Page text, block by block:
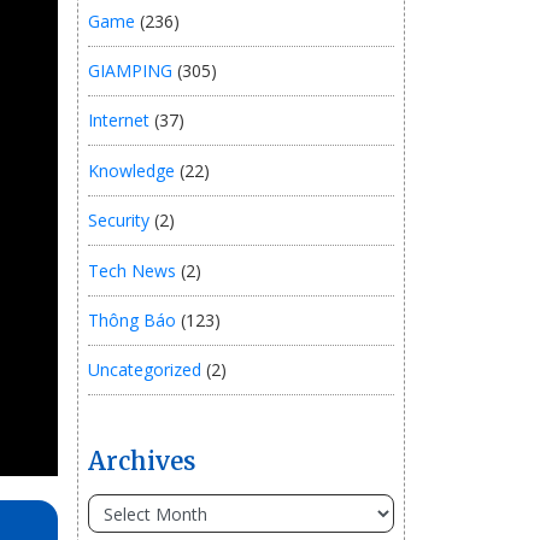
Game (236)
GIAMPING (305)
Internet (37)
Knowledge (22)
Security (2)
Tech News (2)
Thông Báo (123)
Uncategorized (2)
Archives